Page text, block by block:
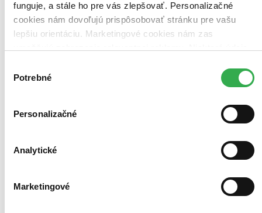
funguje, a stále ho pre vás zlepšovať. Personalizačné
cookies nám dovoľujú prispôsobovať stránku pre vašu
lepšiu orientáciu. Marketingové cookies nám zas
keby sme mohli používať všetky tieto cookies. Ďakujeme!
súhlasu
Potrebné
Personalizačné
Analytické
Marketingové